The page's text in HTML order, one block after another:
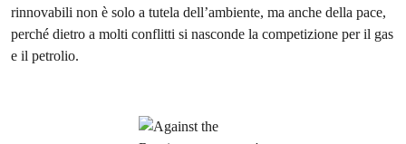
rinnovabili non è solo a tutela dell’ambiente, ma anche della pace,
perché dietro a molti conflitti si nasconde la competizione per il gas
e il petrolio.